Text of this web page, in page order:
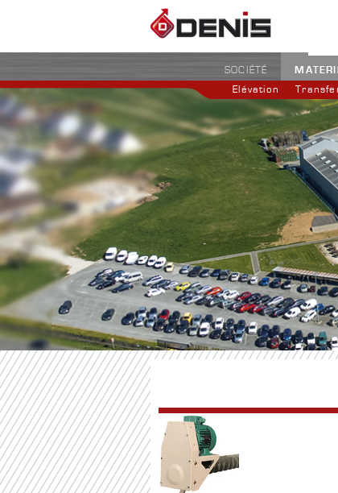
SOCIÉTÉ
Elévation